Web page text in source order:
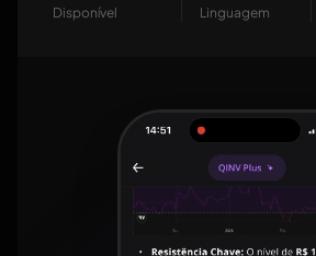
Disponível Linguagem